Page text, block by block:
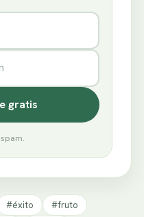
gratis
#éxito
#fruto